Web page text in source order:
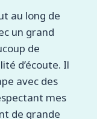
au long de
un grand
de
d’écoute. Il
avec des
mes
de grande